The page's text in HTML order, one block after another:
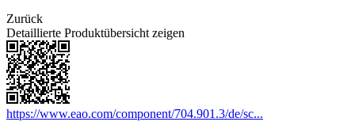
Zurück
Detaillierte Produktübersicht zeigen
https://www.eao.com/component/704.901.3/de/sc...